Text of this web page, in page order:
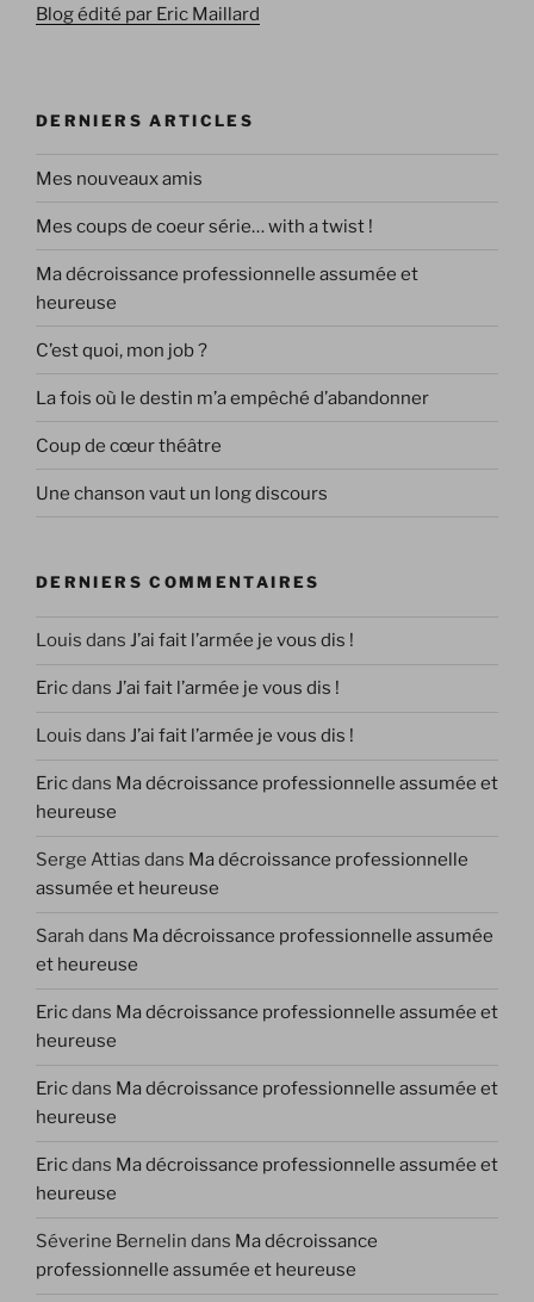
Blog édité par Eric Maillard
DERNIERS ARTICLES
Mes nouveaux amis
Mes coups de coeur série… with a twist !
Ma décroissance professionnelle assumée et
heureuse
C’est quoi, mon job ?
La fois où le destin m’a empêché d’abandonner
Coup de cœur théâtre
Une chanson vaut un long discours
DERNIERS COMMENTAIRES
Louis dans J’ai fait l’armée je vous dis !
Ericdans J’ai fait l’armée je vous dis !
Louis dans J’ai fait l’armée je vous dis !
Ericdans Ma décroissance professionnelle assumée et
heureuse
Serge Attias dans Ma décroissance professionnelle
assumée et heureuse
Sarah dans Ma décroissance professionnelle assumée
et heureuse
Ericdans Ma décroissance professionnelle assumée et
heureuse
Ericdans Ma décroissance professionnelle assumée et
heureuse
Ericdans Ma décroissance professionnelle assumée et
heureuse
Séverine Bernelin dans Ma décroissance
professionnelle assumée et heureuse